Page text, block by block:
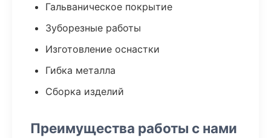
Гальваническое покрытие
Зуборезные работы
Изготовление оснастки
Гибка металла
Сборка изделий
Преимущества работы с нами